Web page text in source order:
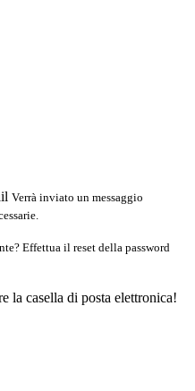
Verrà inviato un messaggio
Effettua il reset della password
la casella di posta elettronica!